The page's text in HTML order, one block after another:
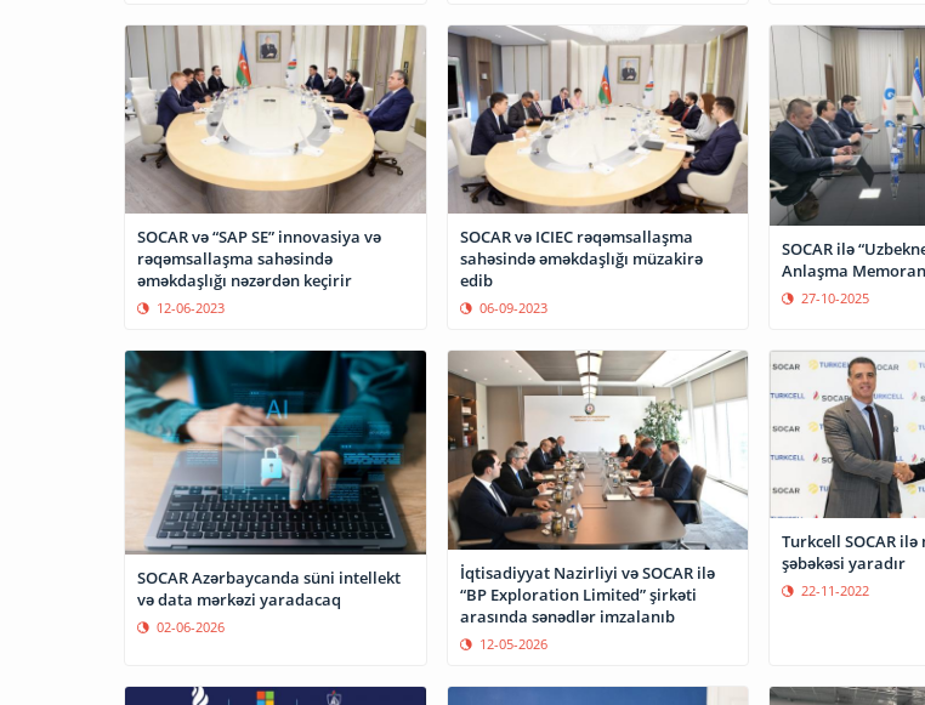
SOCAR və “SAP SE” innovasiya və
rəqəmsallaşma sahəsində
əməkdaşlığı nəzərdən keçirir
12-06-2023
SOCAR və ICIEC rəqəmsallaşma
sahəsində əməkdaşlığı müzakirə
edib
06-09-2023
SOCAR ilə
Anlaşma
27-10-2025
SOCAR Azərbaycanda süni intellekt
və data mərkəzi yaradacaq
02-06-2026
İqtisadiyyat Nazirliyi və SOCAR ilə
“BP Exploration Limited” şirkəti
arasında sənədlər imzalanıb
12-05-2026
Turkcell SOCAR
şəbəkəsi yaradır
22-11-2022